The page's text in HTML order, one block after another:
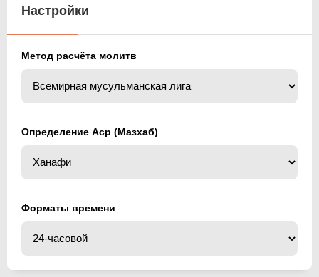
Настройки
Метод расчёта молитв
Определение Аср (Мазхаб)
Форматы времени